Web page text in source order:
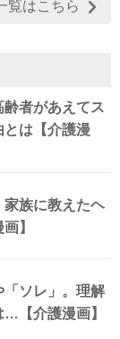
はこちら
者があえてス
は【介護漫
族に教えたヘ
】
ソレ」。理解
【介護漫画】